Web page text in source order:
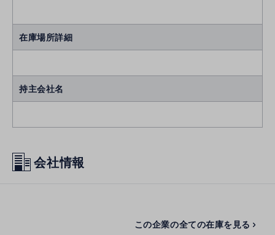
在庫場所詳細
持主会社名
会社情報
この企業の全ての在庫を見る